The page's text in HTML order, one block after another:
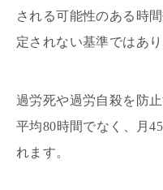
される可能性のある時
定されない基準ではあり
過労死や過労自殺を防
平均80時間でなく、月
れます。